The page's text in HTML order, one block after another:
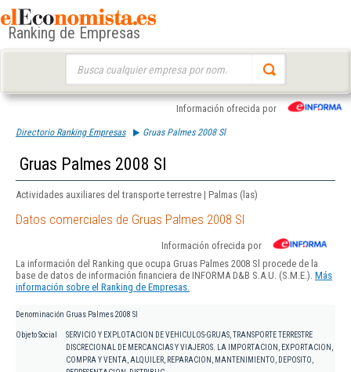
Ranking de Empresas
Información ofrecida por
Directorio Ranking Empresas Gruas Palmes 2008 Sl
Gruas Palmes 2008 Sl
Actividades auxiliares del transporte terrestre | Palmas (las)
Datos comerciales de Gruas Palmes 2008 Sl
Información ofrecida por
La información del Ranking que ocupa Gruas Palmes 2008 Sl procede de la
base de datos de información financiera de INFORMA D&B S.A.U. (S.M.E.). Más
información sobre el Ranking de Empresas.
Denominación Gruas Palmes 2008 Sl
Objeto Social
SERVICIO Y EXPLOTACION DE VEHICULOS-GRUAS, TRANSPORTE TERRESTRE
DISCRECIONAL DE MERCANCIAS Y VIAJEROS. LA IMPORTACION, EXPORTACION,
COMPRA Y VENTA, ALQUILER, REPARACION, MANTENIMIENTO, DEPOSITO,